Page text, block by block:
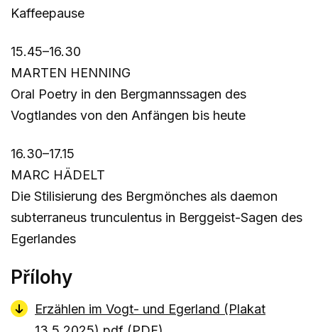
Kaffeepause
15.45–16.30
MARTEN HENNING
Oral Poetry in den Bergmannssagen des
Vogtlandes von den Anfängen bis heute
16.30–17.15
MARC HÄDELT
Die Stilisierung des Bergmönches als daemon
subterraneus trunculentus in Berggeist-Sagen des
Egerlandes
Přílohy
Erzählen im Vogt- und Egerland (Plakat